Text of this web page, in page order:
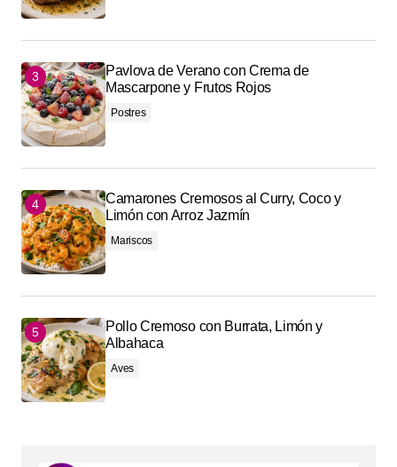
Pavlova de Verano con Crema de
Mascarpone y Frutos Rojos
Postres
Camarones Cremosos al Curry, Coco y
Limón con Arroz Jazmín
Mariscos
Pollo Cremoso con Burrata, Limón y
Albahaca
Aves